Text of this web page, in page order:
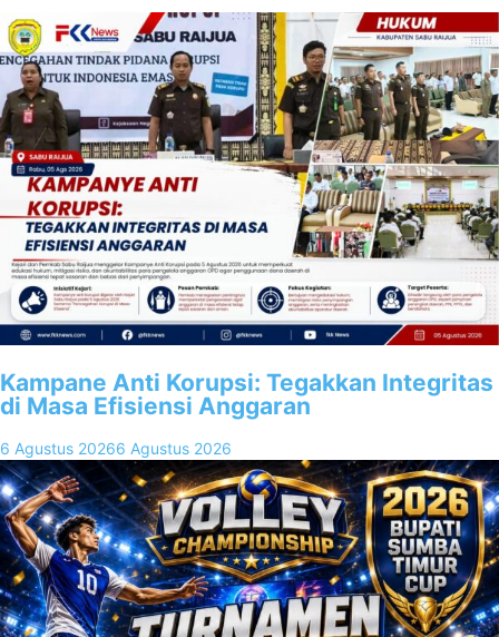
Kampane Anti Korupsi: Tegakkan Integritas
di Masa Efisiensi Anggaran
6 Agustus 20266 Agustus 2026